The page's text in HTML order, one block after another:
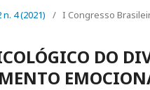
n. 4 (2021) / I Congresso
DO